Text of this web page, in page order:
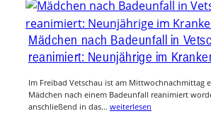
Mädchen nach Badeunfall in
reanimiert: Neunjährige im
Im Freibad Vetschau ist am Mittwochnachmittag
Mädchen nach einem Badeunfall reanimiert
anschließend in das… weiterlesen